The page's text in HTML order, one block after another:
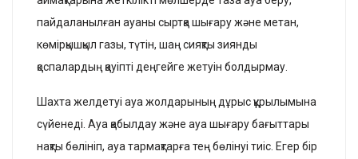
пайдаланылған ауаны сыртқа шығару және метан,
көмірқышқыл газы, түтін, шаң сияқты зиянды
қоспалардың қауіпті деңгейге жетуін болдырмау.
Шахта желдетуі ауа жолдарының дұрыс құрылымына
сүйенеді. Ауа қабылдау және ауа шығару бағыттары
нақты бөлініп, ауа тармақтарға тең бөлінуі тиіс. Егер бір